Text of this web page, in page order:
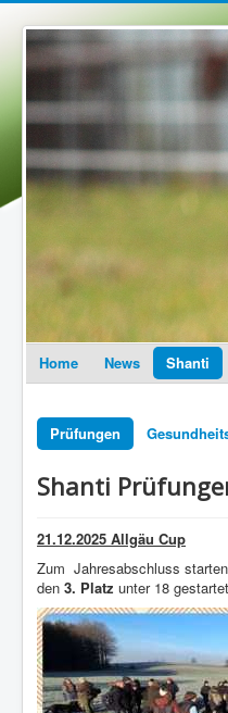
Home News Shanti
Prüfungen
Shanti
21.12.2025 Allgäu Cup
Zum Jahresabschluss starten
den 3. Platz unter 18